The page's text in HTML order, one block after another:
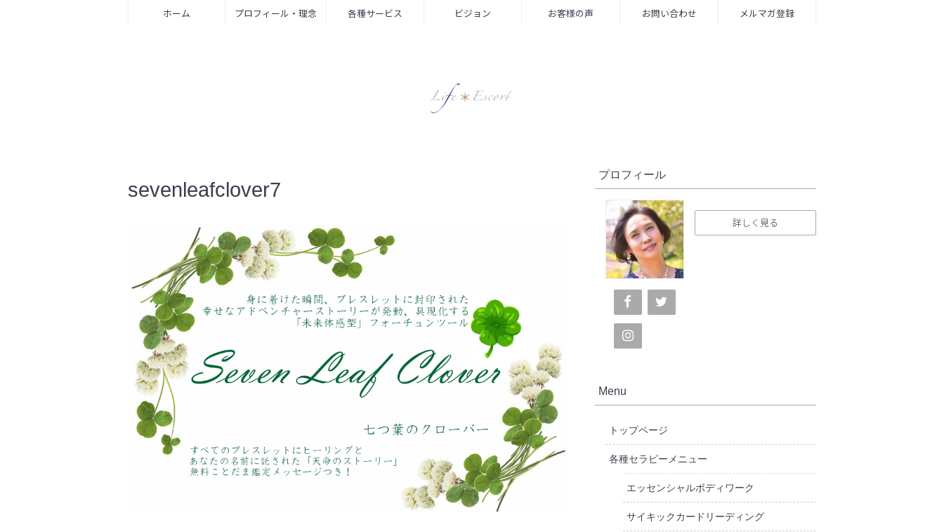
ホーム プロフィール・理念 各種サービス ビジョン お客様の声 お問い合わせ メルマガ登録
sevenleafclover7
プロフィール
詳しく見る
Menu
トップページ
各種セラピーメニュー
エッセンシャルボディワーク
サイキックカードリーディング